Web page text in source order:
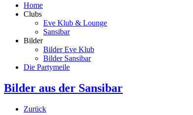
Home
Clubs
Eve Klub & Lounge
Sansibar
Bilder
Bilder Eve Klub
Bilder Sansibar
Die Partymeile
Bilder aus der Sansibar
Zurück